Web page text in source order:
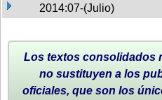
2014:07-(Julio)
Los textos consolidados
no sustituyen a los
oficiales, que son los